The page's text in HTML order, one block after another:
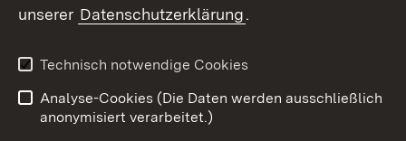
Youtube
Impressum
Kontakt
unserer Datenschutzerklärung.
Technisch notwendige Cookies
Analyse-Cookies (Die Daten werden ausschließlich
anonymisiert verarbeitet.)